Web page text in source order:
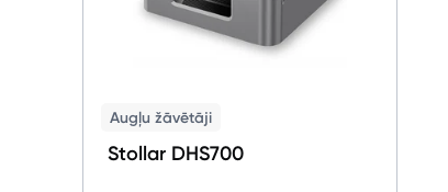
Augļu žāvētāji
Stollar DHS700